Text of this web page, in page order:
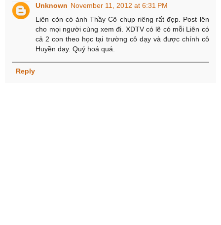
Unknown November 11, 2012 at 6:31 PM
Liên còn có ảnh Thầy Cô chụp riêng rất đẹp. Post lên
cho mọi người cùng xem đi. XDTV có lẽ có mỗi Liên có
cả 2 con theo học tại trường cô dạy và được chính cô
Huyền dạy. Quý hoá quá.
Reply